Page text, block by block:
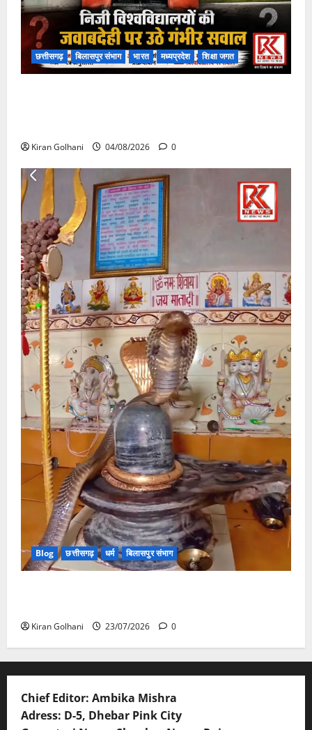
छत्तीसगढ़ बिलासपुर संभाग भारत मध्यप्रदेश शिक्षा जगत
Kiran Golhani 04/08/2026 0
Blog छत्तीसगढ़ धर्म बिलासपुर संभाग
Kiran Golhani 23/07/2026 0
Chief Editor: Ambika Mishra
Adress: D-5, Dhebar Pink City